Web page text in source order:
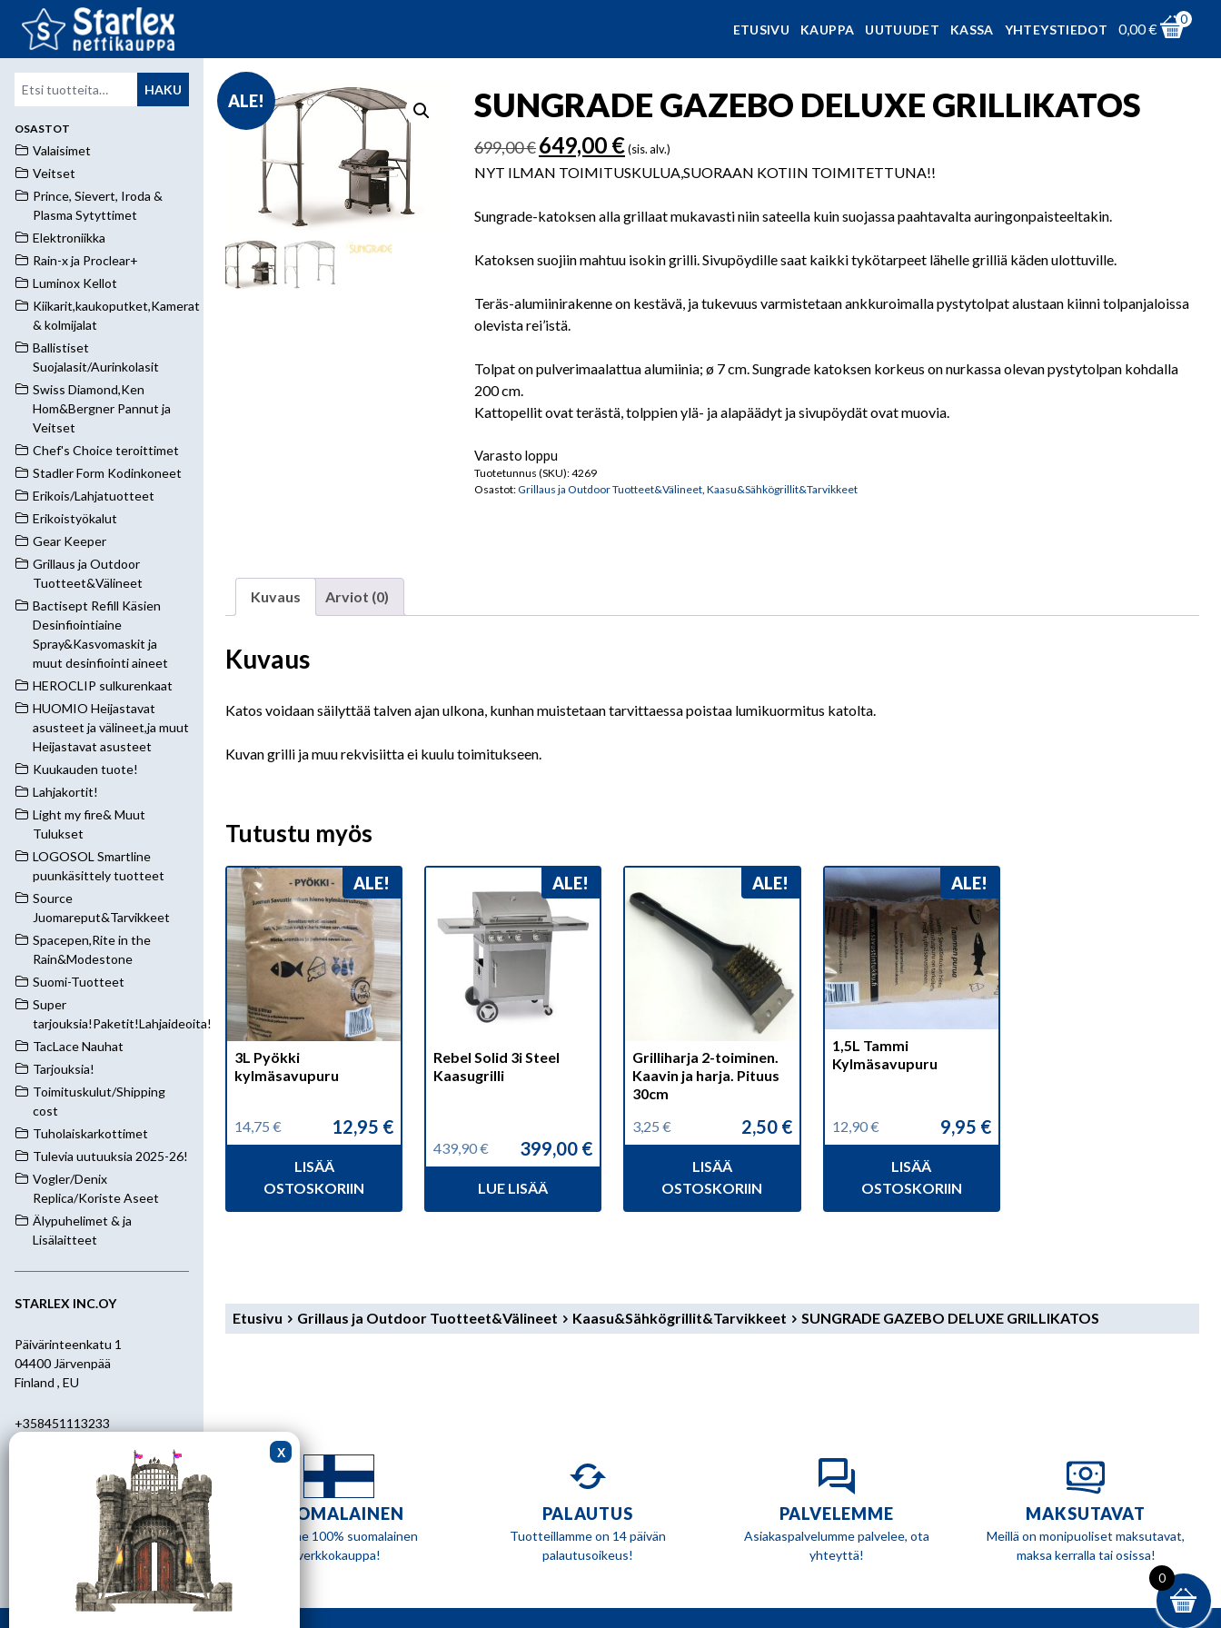
ETUSIVU KAUPPA UUTUUDET KASSA YHTEYSTIEDOT 0,00€
0
Etsi: HAKU
OSASTOT
Valaisimet
Veitset
Prince, Sievert, Iroda &
Plasma Sytyttimet
Elektroniikka
Rain-x ja Proclear+
Luminox Kellot
Kiikarit,kaukoputket,Kamerat
& kolmijalat
Ballistiset
Suojalasit/Aurinkolasit
Swiss Diamond,Ken
Hom&Bergner Pannut ja
Veitset
Chef's Choice teroittimet
Stadler Form Kodinkoneet
Erikois/Lahjatuotteet
Erikoistyökalut
Gear Keeper
Grillaus ja Outdoor
Tuotteet&Välineet
Bactisept Refill Käsien
Desinfiointiaine
Spray&Kasvomaskit ja
muut desinfiointi aineet
HEROCLIP sulkurenkaat
HUOMIO Heijastavat
asusteet ja välineet,ja muut
Heijastavat asusteet
Kuukauden tuote!
Lahjakortit!
Light my fire& Muut
Tulukset
LOGOSOL Smartline
puunkäsittely tuotteet
Source
Juomareput&Tarvikkeet
Spacepen,Rite in the
Rain&Modestone
Suomi-Tuotteet
Super
tarjouksia!Paketit!Lahjaideoita!
TacLace Nauhat
Tarjouksia!
Toimituskulut/Shipping
cost
Tuholaiskarkottimet
Tulevia uutuuksia 2025-26!
Vogler/Denix
Replica/Koriste Aseet
Älypuhelimet & ja
Lisälaitteet
STARLEX INC.OY
Päivärinteenkatu 1
04400 Järvenpää
Finland , EU
+358451113233
starlex@kolumbus.fi
Asiakaspalvelu
ark.klo 08.30-17.00
ALE! SUNGRADE GAZEBO DELUXE GRILLIKATOS
699,00€ Alkuperäinen
hinta
oli:
649,00 €Nykyinen
hinta
on:
(sis. alv.)
NYT ILMAN TOIMITUSKULUA,SUORAAN KOTIIN TOIMITETTUNA!!
Sungrade-katoksen alla grillaat mukavasti niin sateella kuin suojassa paahtavalta auringonpaisteeltakin.
Katoksen suojiin mahtuu isokin grilli. Sivupöydille saat kaikki tykötarpeet lähelle grilliä käden ulottuville.
Teräs-alumiinirakenne on kestävä, ja tukevuus varmistetaan ankkuroimalla pystytolpat alustaan kiinni tolpanjaloissa
olevista rei’istä.
Tolpat on pulverimaalattua alumiinia; ø 7 cm. Sungrade katoksen korkeus on nurkassa olevan pystytolpan kohdalla
200 cm.
Kattopellit ovat terästä, tolppien ylä- ja alapäädyt ja sivupöydät ovat muovia.
Varasto loppu
Tuotetunnus (SKU):4269
Osastot:Grillaus ja Outdoor Tuotteet&Välineet, Kaasu&Sähkögrillit&Tarvikkeet
Kuvaus Arviot (0)
Kuvaus
Katos voidaan säilyttää talven ajan ulkona, kunhan muistetaan tarvittaessa poistaa lumikuormitus katolta.
Kuvan grilli ja muu rekvisiitta ei kuulu toimitukseen.
Tutustu myös
ALE!
3L Pyökki
kylmäsavupuru
14,75 €
Alkuperäinen
14,75 €.
12,95 €
Nykyinen
12,95 €.
LISÄÄ
OSTOSKORIIN
ALE!
Rebel Solid 3i Steel
Kaasugrilli
439,90€
Alkuperäinen
439,90 €.
399,00 €
Nykyinen
399,00 €.
LUE LISÄÄ
ALE!
Grilliharja 2-toiminen.
Kaavin ja harja. Pituus
30cm
3,25€
Alkuperäinen
3,25 €.
2,50 €
Nykyinen
2,50 €.
LISÄÄ
OSTOSKORIIN
ALE!
1,5L Tammi
Kylmäsavupuru
12,90€
Alkuperäinen
12,90 €.
9,95 €
Nykyinen
9,95 €.
LISÄÄ
OSTOSKORIIN
Etusivu Grillaus ja Outdoor Tuotteet&Välineet Kaasu&Sähkögrillit&Tarvikkeet SUNGRADE GAZEBO DELUXE GRILLIKATOS
SUOMALAINEN
Olemme 100% suomalainen
verkkokauppa!
PALAUTUS
Tuotteillamme on 14 päivän
palautusoikeus!
PALVELEMME
Asiakaspalvelumme palvelee, ota
yhteyttä!
MAKSUTAVAT
Meillä on monipuoliset maksutavat,
maksa kerralla tai osissa!
0